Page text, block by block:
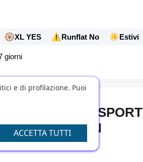
🛞XL YES ⚠️Runflat No ☀️Estivi
giorni
45 R18 100Y SPORT
EN
e di profilazione. Puoi
ACCETTA TUTTI